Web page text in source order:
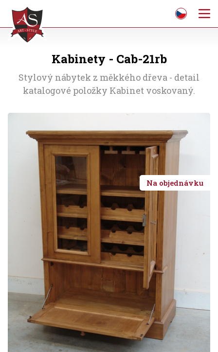
Kabinety - Cab-21rb
Stylový nábytek z měkkého dřeva - detail
katalogové položky Kabinet voskovaný.
Na objednávku